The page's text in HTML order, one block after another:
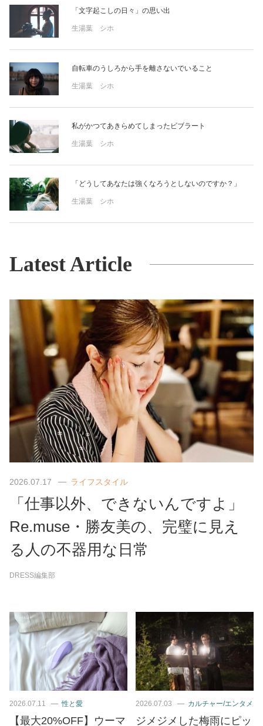
「文字起こしの日々」の思い出
生湯葉 シホ
自転車のうしろから手を離さないでいること
生湯葉 シホ
私がかつてあきらめてしまったビブラート
生湯葉 シホ
「どうしてあなたは強くなろうとしないのですか？」
生湯葉 シホ
Latest Article
2026.07.17 ライフスタイル
「仕事以外、できないんですよ」
Re.muse・勝友美の、完璧に見え
る人の不器用な日常
DRESS編集部
2026.07.11 性と愛
【最大20%OFF】ウーマ
2026.07.03 カルチャー/エンタメ
ジメジメした梅雨にピッ